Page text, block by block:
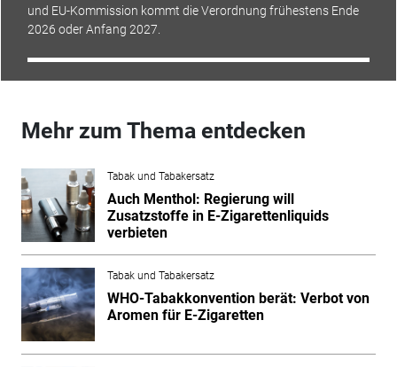
und EU-Kommission kommt die Verordnung frühestens Ende
2026 oder Anfang 2027.
Mehr zum Thema entdecken
Tabak und Tabakersatz
Auch Menthol: Regierung will
Zusatzstoffe in E-Zigarettenliquids
verbieten
Tabak und Tabakersatz
WHO-Tabakkonvention berät: Verbot von
Aromen für E-Zigaretten